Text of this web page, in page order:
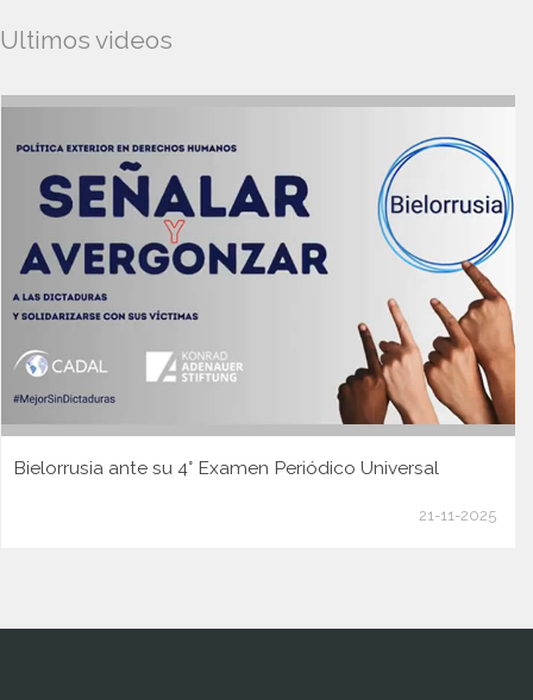
Ultimos videos
Bielorrusia ante su 4° Examen Periódico Universal
21-11-2025